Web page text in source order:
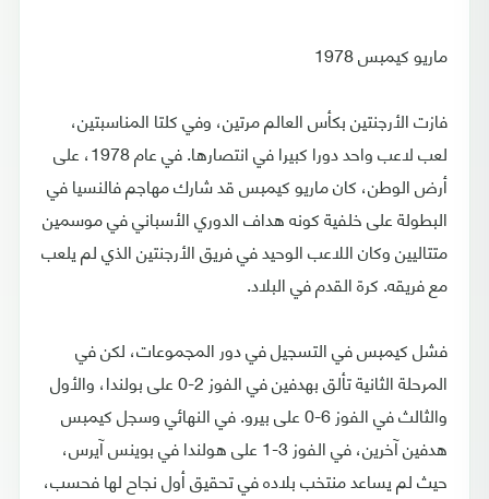
ماريو كيمبس 1978
فازت الأرجنتين بكأس العالم مرتين، وفي كلتا المناسبتين،
لعب لاعب واحد دورا كبيرا في انتصارها. في عام 1978، على
أرض الوطن، كان ماريو كيمبس قد شارك مهاجم فالنسيا في
البطولة على خلفية كونه هداف الدوري الأسباني في موسمين
متتاليين وكان اللاعب الوحيد في فريق الأرجنتين الذي لم يلعب
مع فريقه. كرة القدم في البلاد.
فشل كيمبس في التسجيل في دور المجموعات، لكن في
المرحلة الثانية تألق بهدفين في الفوز 2-0 على بولندا، والأول
والثالث في الفوز 6-0 على بيرو. في النهائي وسجل كيمبس
هدفين آخرين، في الفوز 3-1 على هولندا في بوينس آيرس،
حيث لم يساعد منتخب بلاده في تحقيق أول نجاح لها فحسب،